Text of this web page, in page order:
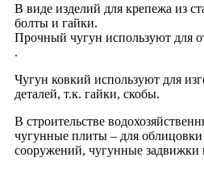
В виде изделий для крепежа из
болты и гайки.
Прочный чугун используют для
.
Чугун ковкий используют для
деталей, т.к. гайки, скобы.
В строительстве
чугунные плиты – для облицовки
сооружений, чугунные задвижки